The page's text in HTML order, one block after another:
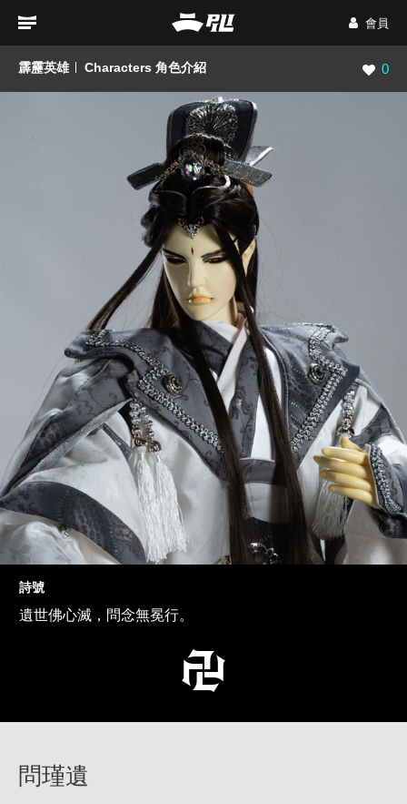
會員
霹靂英雄 Characters 角色介紹 瀏覽
0
詩號
遺世佛心滅，問念無冕行。
問瑾遺